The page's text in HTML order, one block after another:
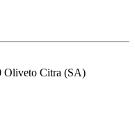
Oliveto Citra (SA)